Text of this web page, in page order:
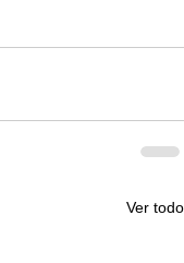
Ver todo